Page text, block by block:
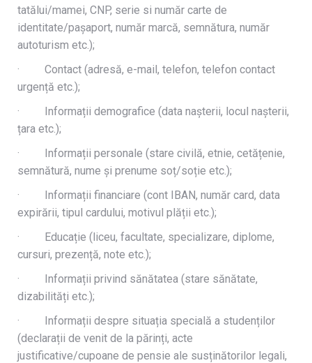
tatălui/mamei, CNP, serie si număr carte de
identitate/pașaport, număr marcă, semnătura, număr
autoturism etc.);
· Contact (adresă, e-mail, telefon, telefon contact
urgență etc.);
· Informații demografice (data nașterii, locul nașterii,
țara etc.);
· Informații personale (stare civilă, etnie, cetățenie,
semnătură, nume și prenume soț/soție etc.);
· Informații financiare (cont IBAN, număr card, data
expirării, tipul cardului, motivul plății etc.);
· Educație (liceu, facultate, specializare, diplome,
cursuri, prezență, note etc.);
· Informații privind sănătatea (stare sănătate,
dizabilități etc.);
· Informații despre situația specială a studenților
(declarații de venit de la părinți, acte
justificative/cupoane de pensie ale susținătorilor legali,